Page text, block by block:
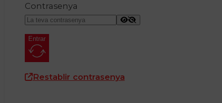
Contrasenya
Entrar
Restablir contrasenya